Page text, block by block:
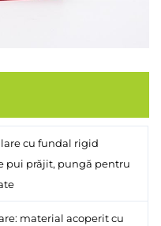
cu fundal rigid
pui prăjit, pungă pentru
material acoperit cu